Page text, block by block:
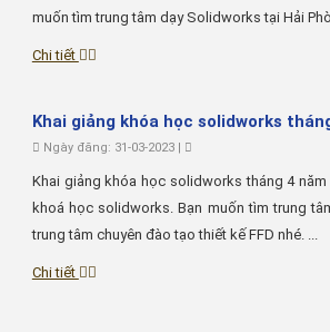
muốn tìm trung tâm dạy Solidworks tại Hải
Chi tiết
Khai giảng khóa học solidworks
Ngày đăng: 31-03-2023 |
Khai giảng khóa học solidworks tháng 4
khoá học solidworks. Bạn muốn tìm trung
trung tâm chuyên đào tạo thiết kế FFD nhé. ...
Chi tiết